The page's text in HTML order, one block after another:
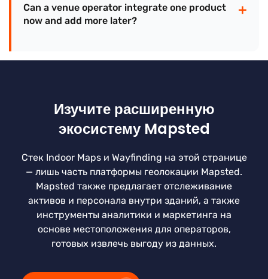
Can a venue operator integrate one product
now and add more later?
+
Изучите расширенную
экосистему Mapsted
Стек Indoor Maps и Wayfinding на этой странице
— лишь часть платформы геолокации Mapsted.
Mapsted также предлагает отслеживание
активов и персонала внутри зданий, а также
инструменты аналитики и маркетинга на
основе местоположения для операторов,
готовых извлечь выгоду из данных.